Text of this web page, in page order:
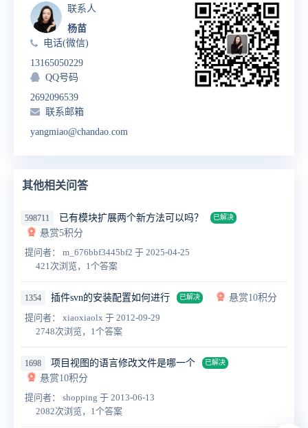
联系人
杨苗
电话(微信)
13165050229
QQ号码
2692096539
联系邮箱
yangmiao@chandao.com
其他相关问答
598711 已有模块扩展两个新方法可以吗？ 已解决
悬赏5积分
提问者： m_676bbf3445bf2 于 2025-04-25
421次浏览，1个答案
1354 插件svn的安装配置如何进行 已解决
悬赏10积分
提问者： xiaoxiaolx 于 2012-09-29
2748次浏览，1个答案
1698 项目视图的语言修改文件是哪一个 已解决
悬赏10积分
提问者： shopping 于 2013-06-13
2082次浏览，1个答案